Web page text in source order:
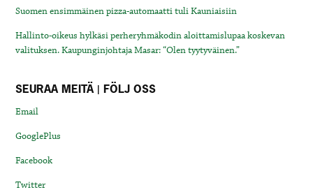
Suomen ensimmäinen pizza-automaatti tuli Kauniaisiin
Hallinto-oikeus hylkäsi perheryhmäkodin aloittamislupaa koskevan
valituksen. Kaupunginjohtaja Masar: “Olen tyytyväinen.”
SEURAA MEITÄ | FÖLJ OSS
Email
GooglePlus
Facebook
Twitter